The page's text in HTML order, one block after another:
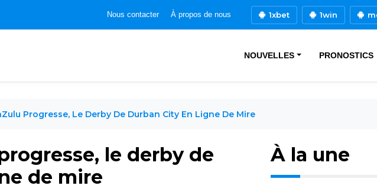
Nous contacter À propos de nous 1xbet 1win
NOUVELLES PRONOSTICS
Progresse, Le Derby De Durban City En Ligne De Mire
le derby de
de mire
À la une